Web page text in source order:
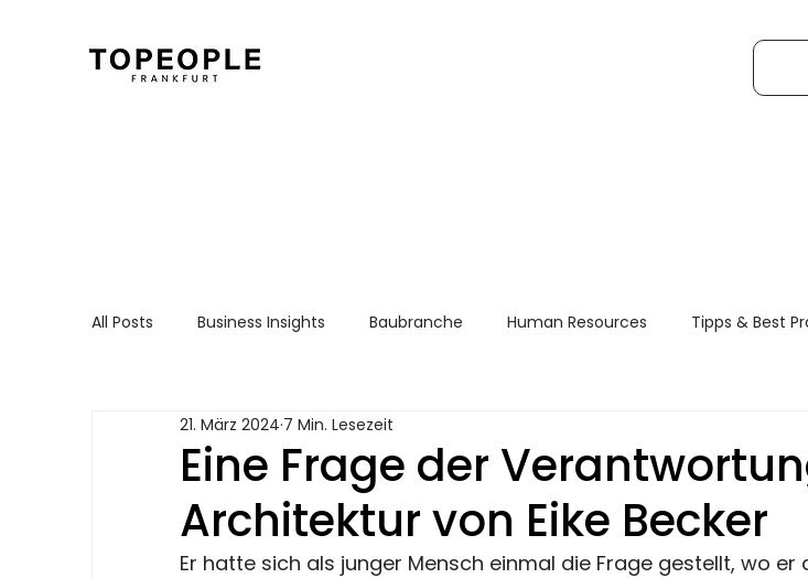
All Posts Business Insights Baubranche Human Resources Tipps & Best
Eine Frage der
Architektur von Eike Becker
21. März 2024 7 Min. Lesezeit
Er hatte sich als junger Mensch einmal die Frage gestellt, wo er